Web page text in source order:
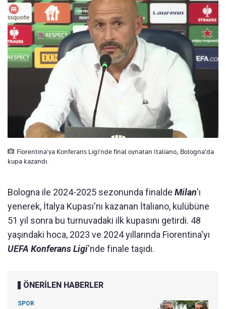
Fiorentina'ya Konferans Ligi'nde final oynatan Italiano, Bologna'da
kupa kazandı.
Bologna ile 2024-2025 sezonunda finalde Milan'ı
yenerek, İtalya Kupası'nı kazanan İtaliano, kulübüne
51 yıl sonra bu turnuvadaki ilk kupasını getirdi. 48
yaşındaki hoca, 2023 ve 2024 yıllarında Fiorentina'yı
UEFA Konferans Ligi'nde finale taşıdı.
ÖNERİLEN HABERLER
SPOR